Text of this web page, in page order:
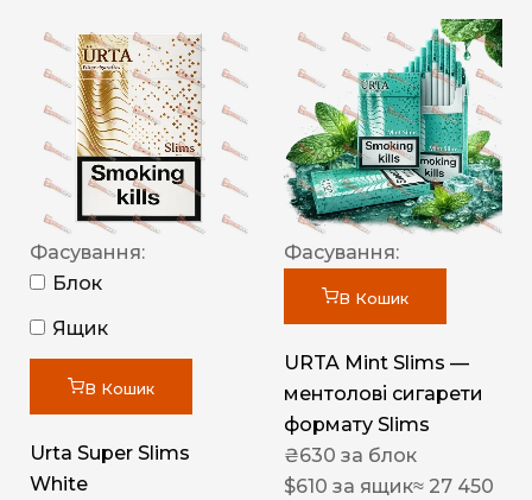
Фасування:
Блок
Ящик
В Кошик
Urta Super Slims
White
Фасування:
В Кошик
URTA Mint Slims —
ментолові сигарети
формату Slims
₴630 за блок
$610 за ящик≈ 27 450